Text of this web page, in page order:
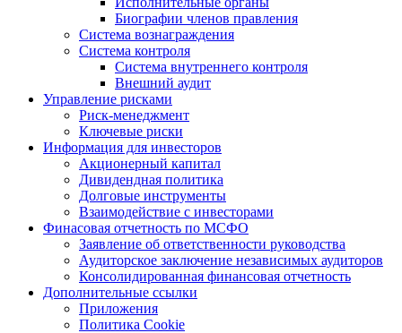
Биографии членов правления
Система вознаграждения
Система контроля
Система внутреннего контроля
Внешний аудит
Управление рисками
Риск-менеджмент
Ключевые риски
Информация для инвесторов
Акционерный капитал
Дивидендная политика
Долговые инструменты
Взаимодействие с инвеcторами
Финасовая отчетность по МСФО
Заявление об ответственности руководства
Аудиторское заключение независимых аудиторов
Консолидированная финансовая отчетность
Дополнительные ссылки
Приложения
Политика Cookie